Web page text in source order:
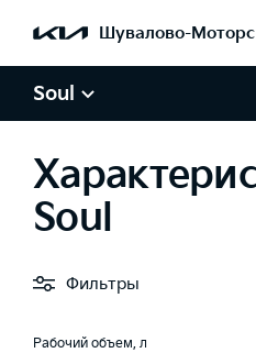
Шувалово-Моторс
Soul
Soul
Фильтры
Мощность, л.с.
192
АИ 95
Рабочий объем, л